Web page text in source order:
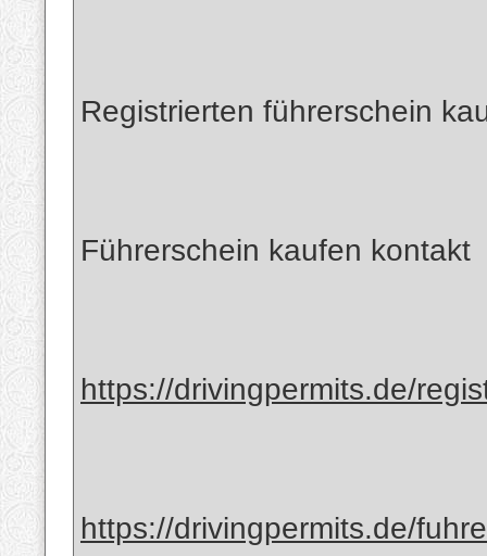
Registrierten führerschein
Führerschein kaufen kontakt
https://drivingpermits.de/
https://drivingpermits.de/